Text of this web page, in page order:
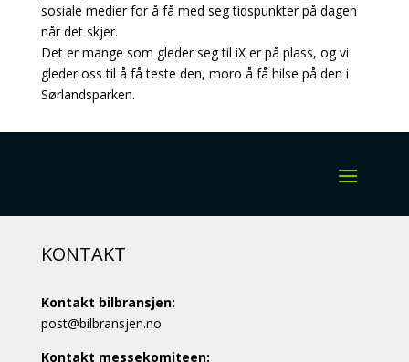
sosiale medier for å få med seg tidspunkter på dagen
når det skjer.
Det er mange som gleder seg til iX er på plass, og vi
gleder oss til å få teste den, moro å få hilse på den i
Sørlandsparken.
KONTAKT
Kontakt bilbransjen:
post@bilbransjen.no
Kontakt messekomiteen: